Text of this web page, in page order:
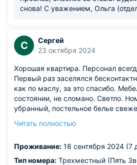
снова! С уважением, Ольга
С
Сергей
23 октября 2024
Хорошая квартира. Персонал
Первый раз заселялся
как по маслу, за это спасибо.
состоянии, не сломано. Светло.
убранный, постельное белье
Благодарю за гостеприимство и
Из недостатков: нет
Читать полностью
Проживание: 18 сентября 2024 (7
Тип номера: Трехместный (Пять